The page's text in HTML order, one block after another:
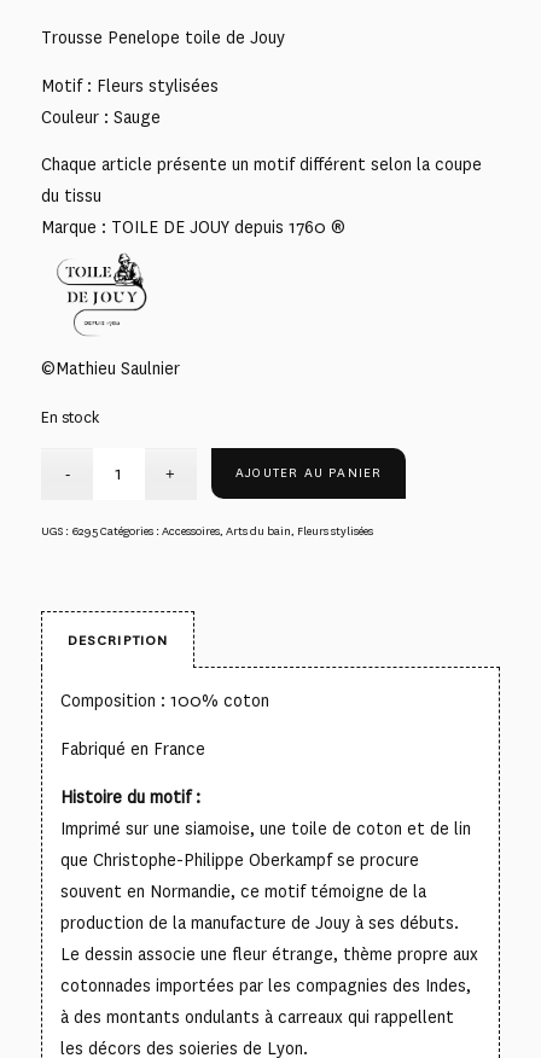
Trousse Penelope toile de Jouy
Motif : Fleurs stylisées
Couleur : Sauge
Chaque article présente un motif différent selon la coupe
du tissu
Marque : TOILE DE JOUY depuis 1760 ®
©Mathieu Saulnier
En stock
AJOUTER AU PANIER
UGS : 6295Catégories :Accessoires, Arts du bain, Fleurs stylisées
DESCRIPTION
Composition : 100% coton
Fabriqué en France
Histoire du motif :
Imprimé sur une siamoise, une toile de coton et de lin
que Christophe-Philippe Oberkampf se procure
souvent en Normandie, ce motif témoigne de la
production de la manufacture de Jouy à ses débuts.
Le dessin associe une fleur étrange, thème propre aux
cotonnades importées par les compagnies des Indes,
à des montants ondulants à carreaux qui rappellent
les décors des soieries de Lyon.